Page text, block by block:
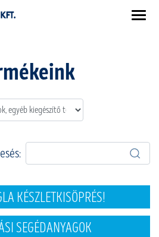
KÉSZLETKISÖPRÉS!
SEGÉDANYAGOK